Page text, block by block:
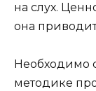
на слух.
она
Необходимо
методике